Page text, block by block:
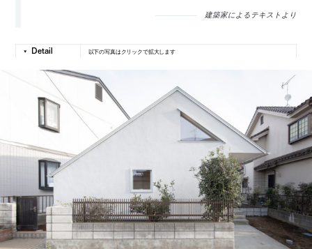
建築家によるテキストより
以下の写真はクリックで拡大します